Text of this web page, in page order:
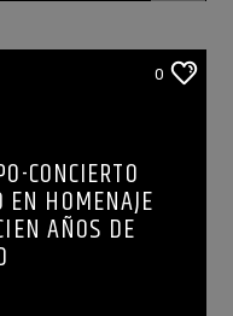
0
CONCIERTO
EN HOMENAJE
AÑOS DE